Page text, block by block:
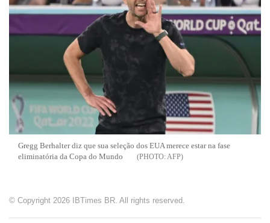
Gregg Berhalter diz que sua seleção dos EUA merece estar na fase
eliminatória da Copa do Mundo
AFP
© Copyright 2026 IBTimes BR. All rights reserved.